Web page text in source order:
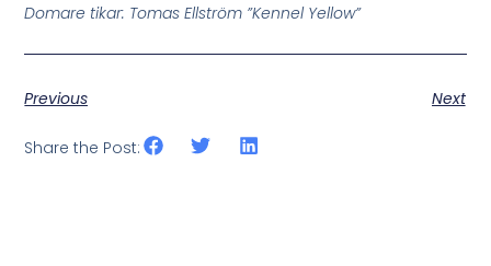
Domare tikar: Tomas Ellström ”Kennel Yellow”
Previous Next
Share the Post: